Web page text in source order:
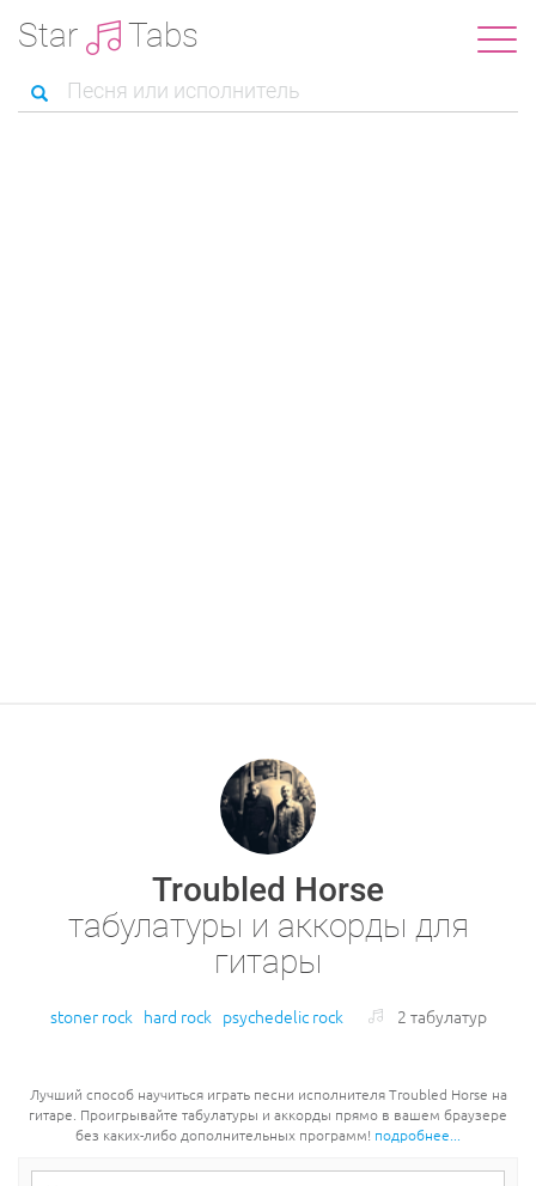
Star Tabs
Troubled Horse
табулатуры и аккорды для
гитары
stoner rock hard rock psychedelic rock 2 табулатур
Лучший способ научиться играть песни исполнителя Troubled Horse на
гитаре. Проигрывайте табулатуры и аккорды прямо в вашем браузере
без каких-либо дополнительных программ! подробнее...